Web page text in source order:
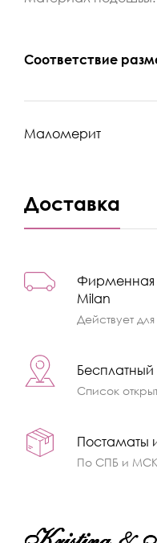
Соответствие
Маломерит
Доставка
Фирменная
Milan
Действует
Список
Постаматы
По СПБ и МСК